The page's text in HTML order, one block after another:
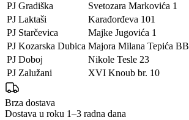
PJ Gradiška
Svetozara Markovića 1
PJ Laktaši
Karađorđeva 101
PJ Starčevica
Majke Jugovića 1
PJ Kozarska Dubica Majora Milana Tepića BB
PJ Doboj
Nikole Tesle 23
PJ Zalužani
XVI Knoub br. 10
Brza dostava
Dostava u roku 1–3 radna dana